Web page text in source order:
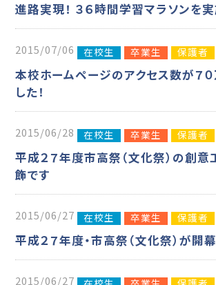
進路実現！ ３６時間学習マラソンを
2015/07/06 在校生 卒業生 保護者
本校ホームページのアクセス数が７
した！
2015/06/28 在校生 卒業生 保護者
平成２７年度市高祭（文化祭）の創意
飾です
2015/06/27 在校生 卒業生 保護者
平成２７年度・市高祭（文化祭）が開
2015/06/27